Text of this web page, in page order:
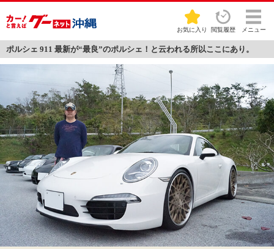
お気に入り 閲覧履歴 メニュー
ポルシェ 911 最新が“最良”のポルシェ！と云われる所以ここにあり。